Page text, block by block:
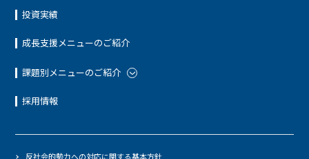
投資実績
成長支援メニューのご紹介
課題別メニューのご紹介
採用情報
反社会的勢力への対応に関する基本方針